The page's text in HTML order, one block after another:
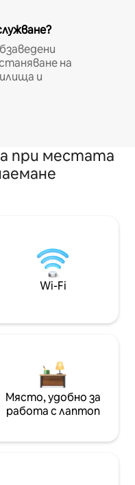
на
и
при местата
Wi-Fi
Място, удобно за
работа с лаптоп